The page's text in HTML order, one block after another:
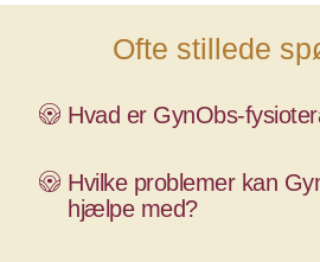
Ofte stillede
Hvad er GynObs-
Hvilke problemer kan
hjælpe med?